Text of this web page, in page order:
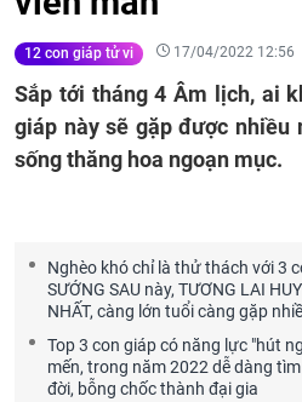
12 con giáp tử vi 17/04/2022 12:56
Sắp tới tháng 4 Âm lịch, ai
giáp này sẽ gặp được nhiều
sống thăng hoa ngoạn mục.
Nghèo khó chỉ là thử thách với 3
SƯỚNG SAU này, TƯƠNG LAI
NHẤT, càng lớn tuổi càng gặp
Top 3 con giáp có năng lực "hút
mến, trong năm 2022 dễ dàng
đời, bỗng chốc thành đại gia